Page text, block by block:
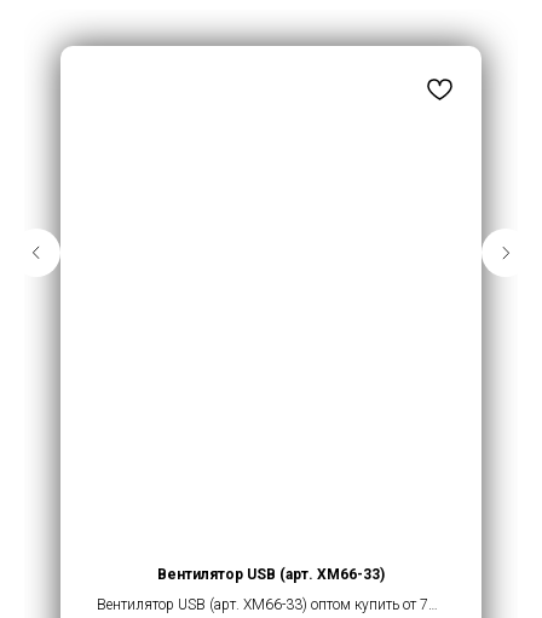
Вентилятор USB (арт. XM66-33)
Вентилятор USB (арт. XM66-33) оптом купить от 720